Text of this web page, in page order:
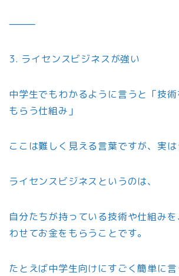
⸻
3. ライセンスビジネスが強い
中学生でもわかるように言うと「技
もらう仕組み」
ここは難しく見える言葉ですが、実は
ライセンスビジネスというのは、
自分たちが持っている技術や仕組み
わせてお金をもらうことです。
たとえば中学生向けにすごく簡単に言